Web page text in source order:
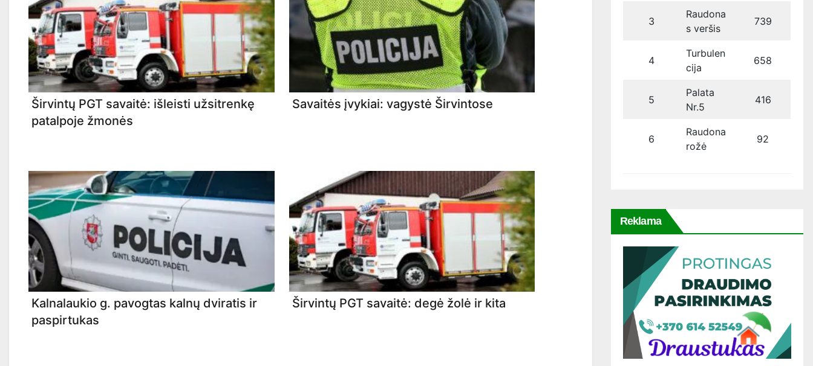
Širvintų PGT savaitė: išleisti užsitrenkę
patalpoje žmonės
Savaitės įvykiai: vagystė Širvintose
Kalnalaukio g. pavogtas kalnų dviratis ir
paspirtukas
Širvintų PGT savaitė: degė žolė ir kita
3
Raudona
s veršis
739
4
Turbulen
cija
658
5
Palata
Nr.5
416
6
Raudona
rožė
92
Reklama